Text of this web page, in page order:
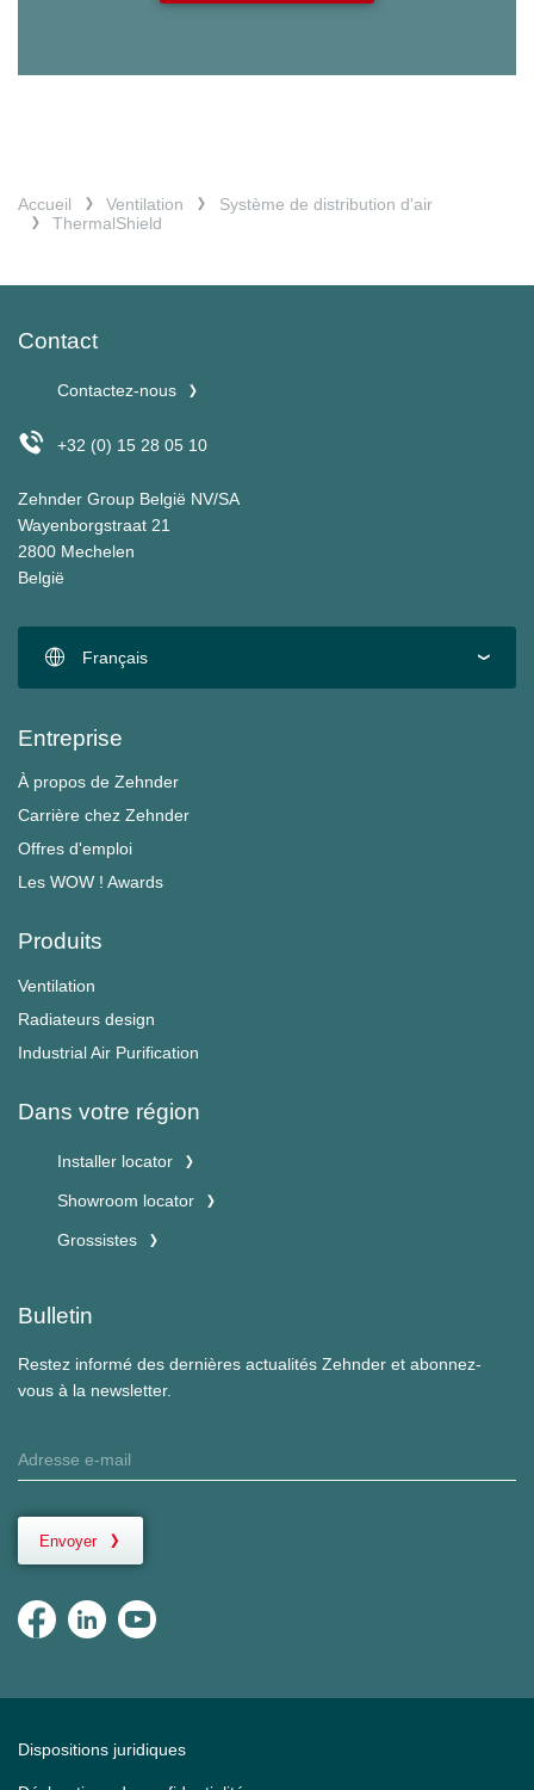
Accueil Ventilation
Système de distribution d'air
ThermalShield
Contact
Contactez-nous
+32 (0) 15 28 05 10
Zehnder Group België NV/SA
Wayenborgstraat 21
2800 Mechelen
België
Français
Entreprise
À propos de Zehnder
Carrière chez Zehnder
Offres d'emploi
Les WOW ! Awards
Produits
Ventilation
Radiateurs design
Industrial Air Purification
Dans votre région
Installer locator
Showroom locator
Grossistes
Bulletin
Restez informé des dernières actualités Zehnder et abonnez-
vous à la newsletter.
Envoyer
Dispositions juridiques